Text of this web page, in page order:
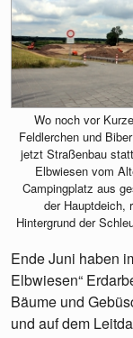
Wo noch vor
Feldlerchen und
jetzt Straßenbau
Elbwiesen vom
Campingplatz aus
der Hauptdeich,
Hintergrund der
Ende Juni haben
Elbwiesen“
Bäume und
und auf dem